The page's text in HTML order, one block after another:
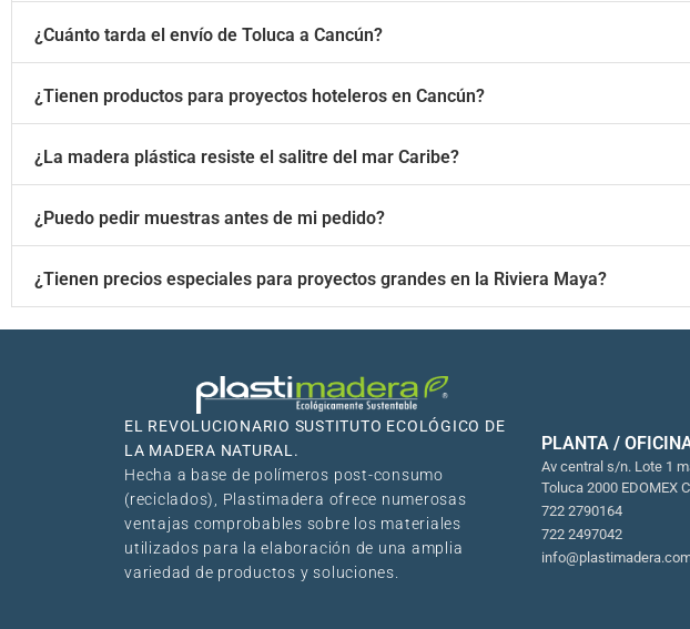
¿Cuánto tarda el envío de Toluca a Cancún?
¿Tienen productos para proyectos hoteleros en Cancún?
¿La madera plástica resiste el salitre del mar Caribe?
¿Puedo pedir muestras antes de mi pedido?
¿Tienen precios especiales para proyectos grandes en la Riviera Maya?
EL REVOLUCIONARIO SUSTITUTO ECOLÓGICO DE
LA MADERA NATURAL.
Hecha a base de polímeros post-consumo
(reciclados), Plastimadera ofrece numerosas
ventajas comprobables sobre los materiales
utilizados para la elaboración de una amplia
variedad de productos y soluciones.
PLANTA /
Av central s/n. Lote 1
Toluca 2000 EDOMEX
722 2790164
722 2497042